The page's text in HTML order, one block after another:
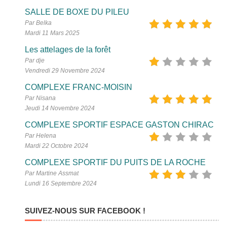
SALLE DE BOXE DU PILEU
Par Belka
Mardi 11 Mars 2025
Les attelages de la forêt
Par dje
Vendredi 29 Novembre 2024
COMPLEXE FRANC-MOISIN
Par Nisana
Jeudi 14 Novembre 2024
COMPLEXE SPORTIF ESPACE GASTON CHIRAC
Par Helena
Mardi 22 Octobre 2024
COMPLEXE SPORTIF DU PUITS DE LA ROCHE
Par Martine Assmat
Lundi 16 Septembre 2024
SUIVEZ-NOUS SUR FACEBOOK !